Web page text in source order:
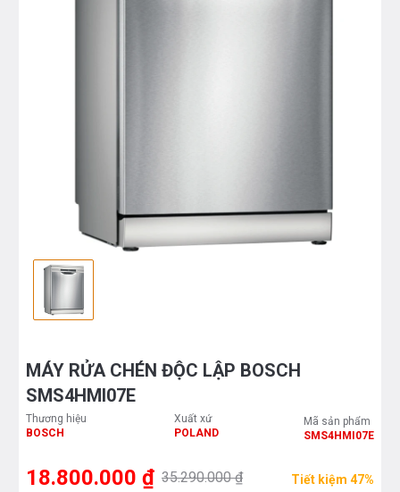
MÁY RỬA CHÉN ĐỘC LẬP BOSCH
SMS4HMI07E
Thương hiệu
BOSCH
Xuất xứ
POLAND
Mã sản phẩm
SMS4HMI07E
18.800.000 ₫ 35.290.000 ₫ Tiết kiệm 47%